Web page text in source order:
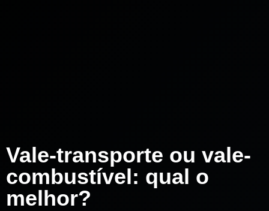
Vale-transporte ou vale-
combustível: qual o
melhor?